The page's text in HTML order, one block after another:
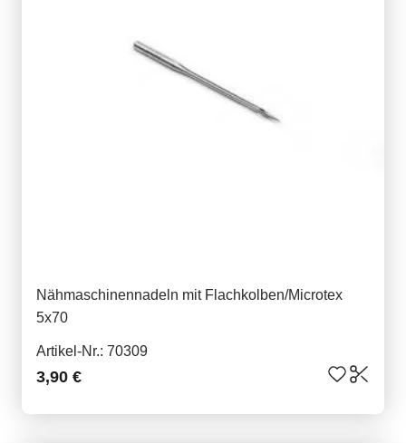
Nähmaschinennadeln mit Flachkolben/Microtex
5x70
Artikel-Nr.: 70309
3,90 €